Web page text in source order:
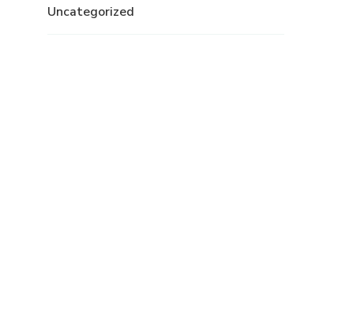
Uncategorized